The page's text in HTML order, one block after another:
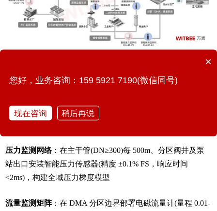
压力监测网络：在主干管(DN≥300)每 500m、分区阀井及泵
站出口安装智能压力传感器(精度 ±0.1% FS，响应时间
<2ms)，构建全域压力梯度模型
流量监测矩阵：在 DMA 分区边界部署电磁流量计(量程 0.01-
×
您好，业务咨询：159 5921 7190(微信同号)
现在咨询 稍后再说